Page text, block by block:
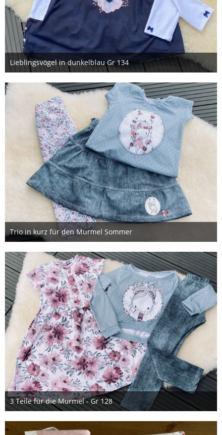
Lieblingsvögel in dunkelblau Gr 134
17. August 2023
Trio in kurz für den Murmel Sommer
10. April 2022
3 Teile für die Murmel - Gr 128
10. April 2022